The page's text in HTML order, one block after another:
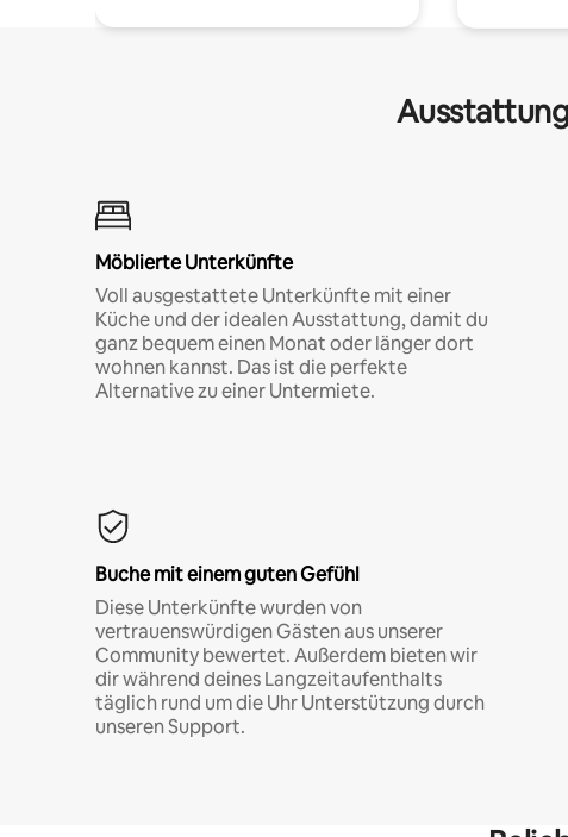
Möblierte Unterkünfte
Voll ausgestattete Unterkünfte mit einer
Küche und der idealen Ausstattung, damit du
ganz bequem einen Monat oder länger dort
wohnen kannst. Das ist die perfekte
Alternative zu einer Untermiete.
Buche mit einem guten Gefühl
Diese Unterkünfte wurden von
vertrauenswürdigen Gästen aus unserer
Community bewertet. Außerdem bieten wir
dir während deines Langzeitaufenthalts
täglich rund um die Uhr Unterstützung durch
unseren Support.